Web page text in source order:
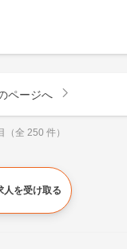
ページへ
（全 250 件）
人を受け取る